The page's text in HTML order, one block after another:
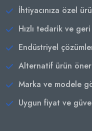
İhtiyacınıza özel
Hızlı tedarik ve
Endüstriyel
Alternatif ürün
Marka ve modele
Uygun fiyat ve